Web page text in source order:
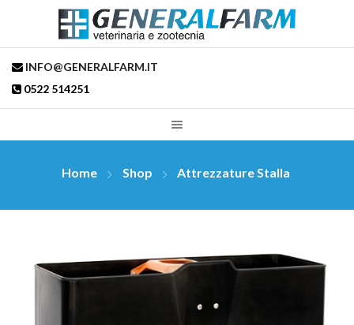
INFO@GENERALFARM.IT
0522 514251
Home Shop Attrezzature Stalla